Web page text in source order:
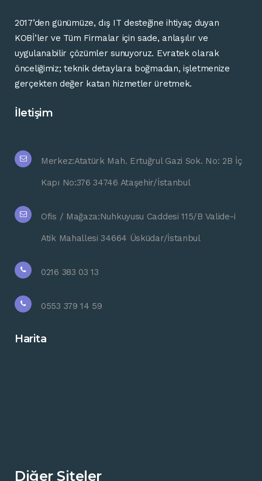
2017’den günümüze,dış ITdesteğineihtiyaç duyan
KOBİ’ler ve Tüm Firmalar için sade, anlaşılırve
uygulanabilir çözümlersunuyoruz. Evratekolarak
önceliğimiz;teknikdetaylara boğmadan,işletmenize
gerçekten değer katan hizmetlerüretmek.
İletişim
Merkez:Atatürk Mah. Ertuğrul Gazi Sok. No: 2B İç
Kapı No:376 34746 Ataşehir/İstanbul
Ofis / Mağaza:Nuhkuyusu Caddesi 115/B Valide-i
Atik Mahallesi 34664 Üsküdar/İstanbul
0216 383 03 13
0553 379 14 59
Harita
Diğer Siteler